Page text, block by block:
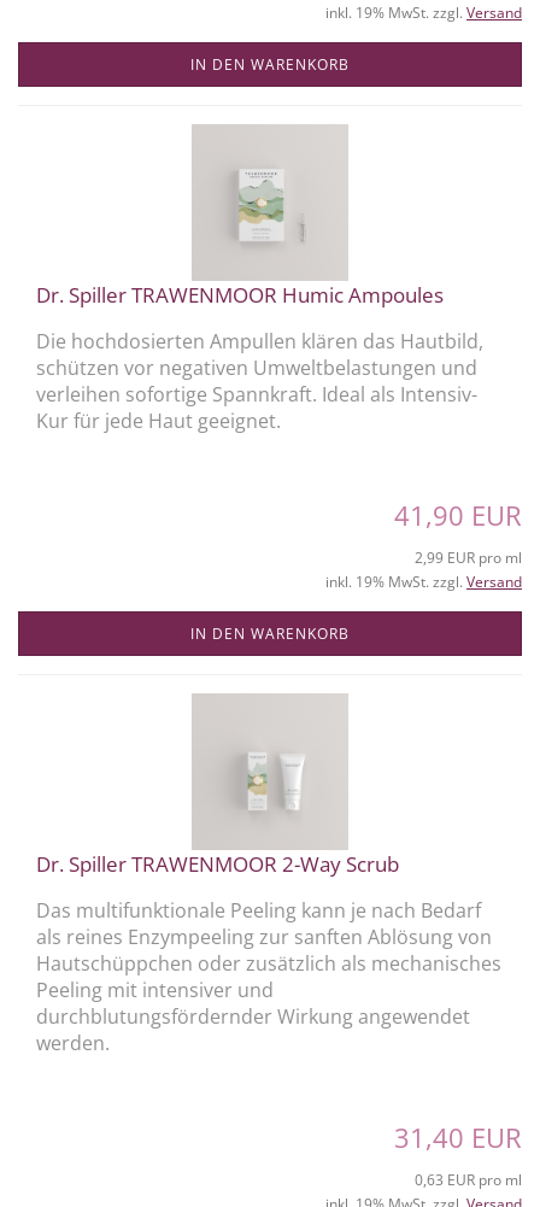
inkl. 19% MwSt. zzgl. Versand
IN DEN WARENKORB
Dr. Spiller TRAWENMOOR Humic Ampoules
Die hochdosierten Ampullen klären das Hautbild,
schützen vor negativen Umweltbelastungen und
verleihen sofortige Spannkraft. Ideal als Intensiv-
Kur für jede Haut geeignet.
41,90 EUR
2,99 EUR pro ml
inkl. 19% MwSt. zzgl. Versand
IN DEN WARENKORB
Dr. Spiller TRAWENMOOR 2-Way Scrub
Das multifunktionale Peeling kann je nach Bedarf
als reines Enzympeeling zur sanften Ablösung von
Hautschüppchen oder zusätzlich als mechanisches
Peeling mit intensiver und
durchblutungsfördernder Wirkung angewendet
werden.
31,40 EUR
0,63 EUR pro ml